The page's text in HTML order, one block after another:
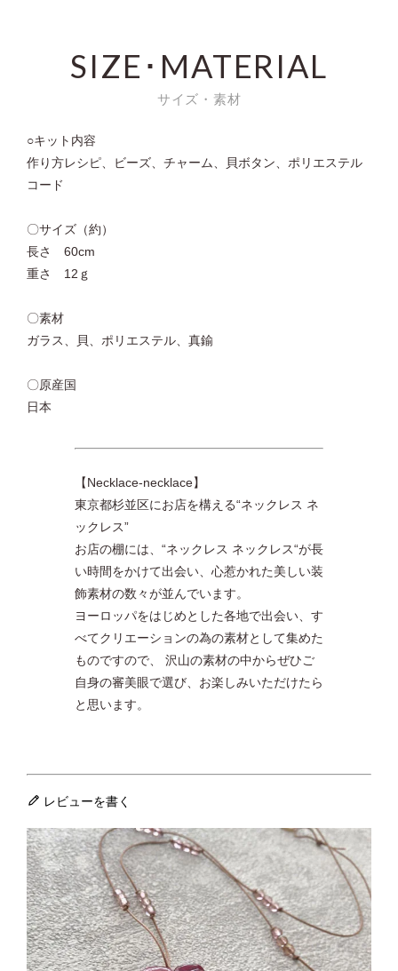
SIZE･MATERIAL
サイズ・素材
○キット内容
作り方レシピ、ビーズ、チャーム、貝ボタン、ポリエステル
コード
〇サイズ（約）
長さ 60cm
重さ 12ｇ
〇素材
ガラス、貝、ポリエステル、真鍮
〇原産国
日本
【Necklace-necklace】
東京都杉並区にお店を構える“ネックレス ネ
ックレス”
お店の棚には、“ネックレス ネックレス“が長
い時間をかけて出会い、心惹かれた美しい装
飾素材の数々が並んでいます。
ヨーロッパをはじめとした各地で出会い、す
べてクリエーションの為の素材として集めた
ものですので、 沢山の素材の中からぜひご
自身の審美眼で選び、お楽しみいただけたら
と思います。
レビューを書く